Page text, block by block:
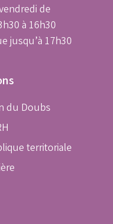
de
à 16h30
jusqu’à 17h30
du Doubs
territoriale